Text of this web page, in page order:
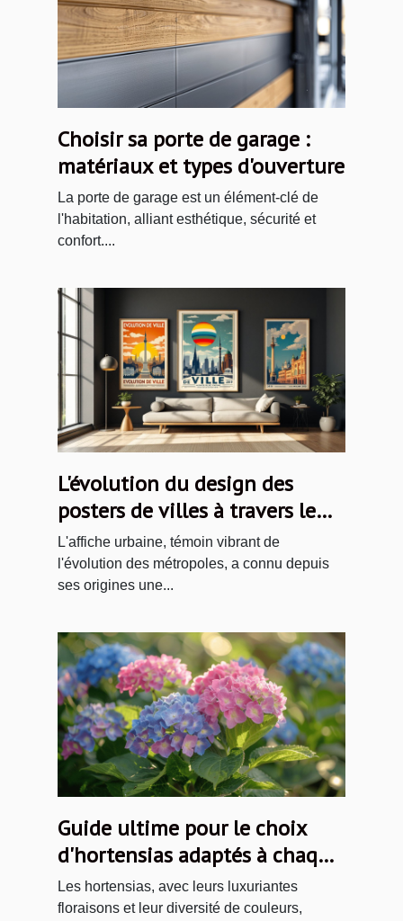
Choisir sa porte de garage :
matériaux et types d'ouverture
La porte de garage est un élément-clé de
l'habitation, alliant esthétique, sécurité et
confort....
L'évolution du design des
posters de villes à travers le
temps
L'affiche urbaine, témoin vibrant de
l'évolution des métropoles, a connu depuis
ses origines une...
Guide ultime pour le choix
d'hortensias adaptés à chaque
jardin
Les hortensias, avec leurs luxuriantes
floraisons et leur diversité de couleurs,